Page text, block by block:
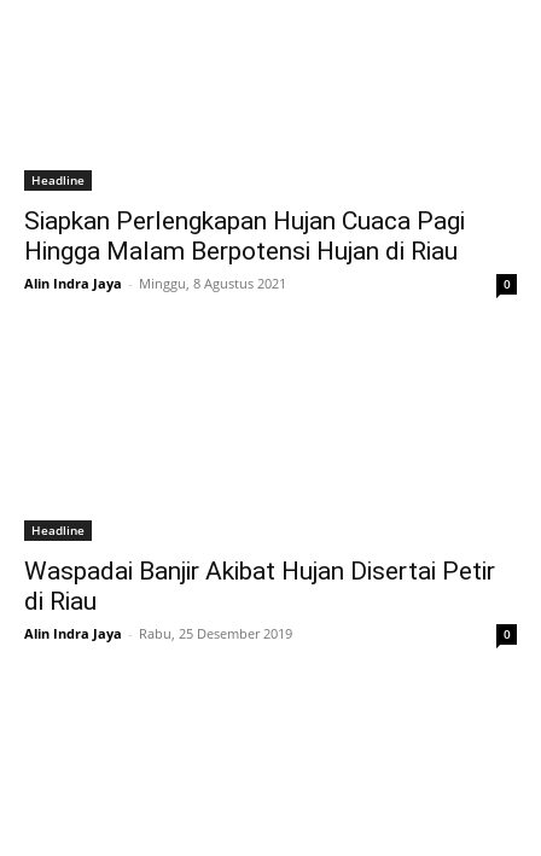
Headline
Siapkan Perlengkapan Hujan Cuaca Pagi
Hingga Malam Berpotensi Hujan di Riau
Alin Indra Jaya - Minggu, 8 Agustus 2021 0
Headline
Waspadai Banjir Akibat Hujan Disertai Petir
di Riau
Alin Indra Jaya - Rabu, 25 Desember 2019 0